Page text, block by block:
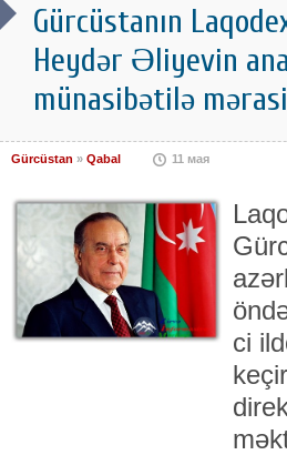
Gürcüstanın
Heydər Əliyevin
münasibətilə
Gürcüstan » Qabal 11 мая
ci